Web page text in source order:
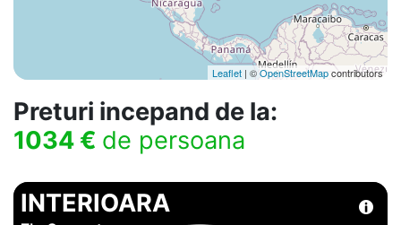
Leaflet | ©OpenStreetMapcontributors
Preturi incepand de la:
1034 € de persoana
INTERIOARA